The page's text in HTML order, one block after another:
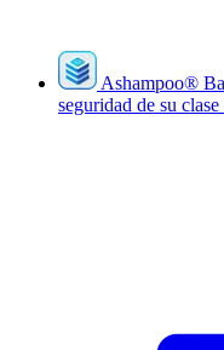
Ashampoo®
seguridad de su